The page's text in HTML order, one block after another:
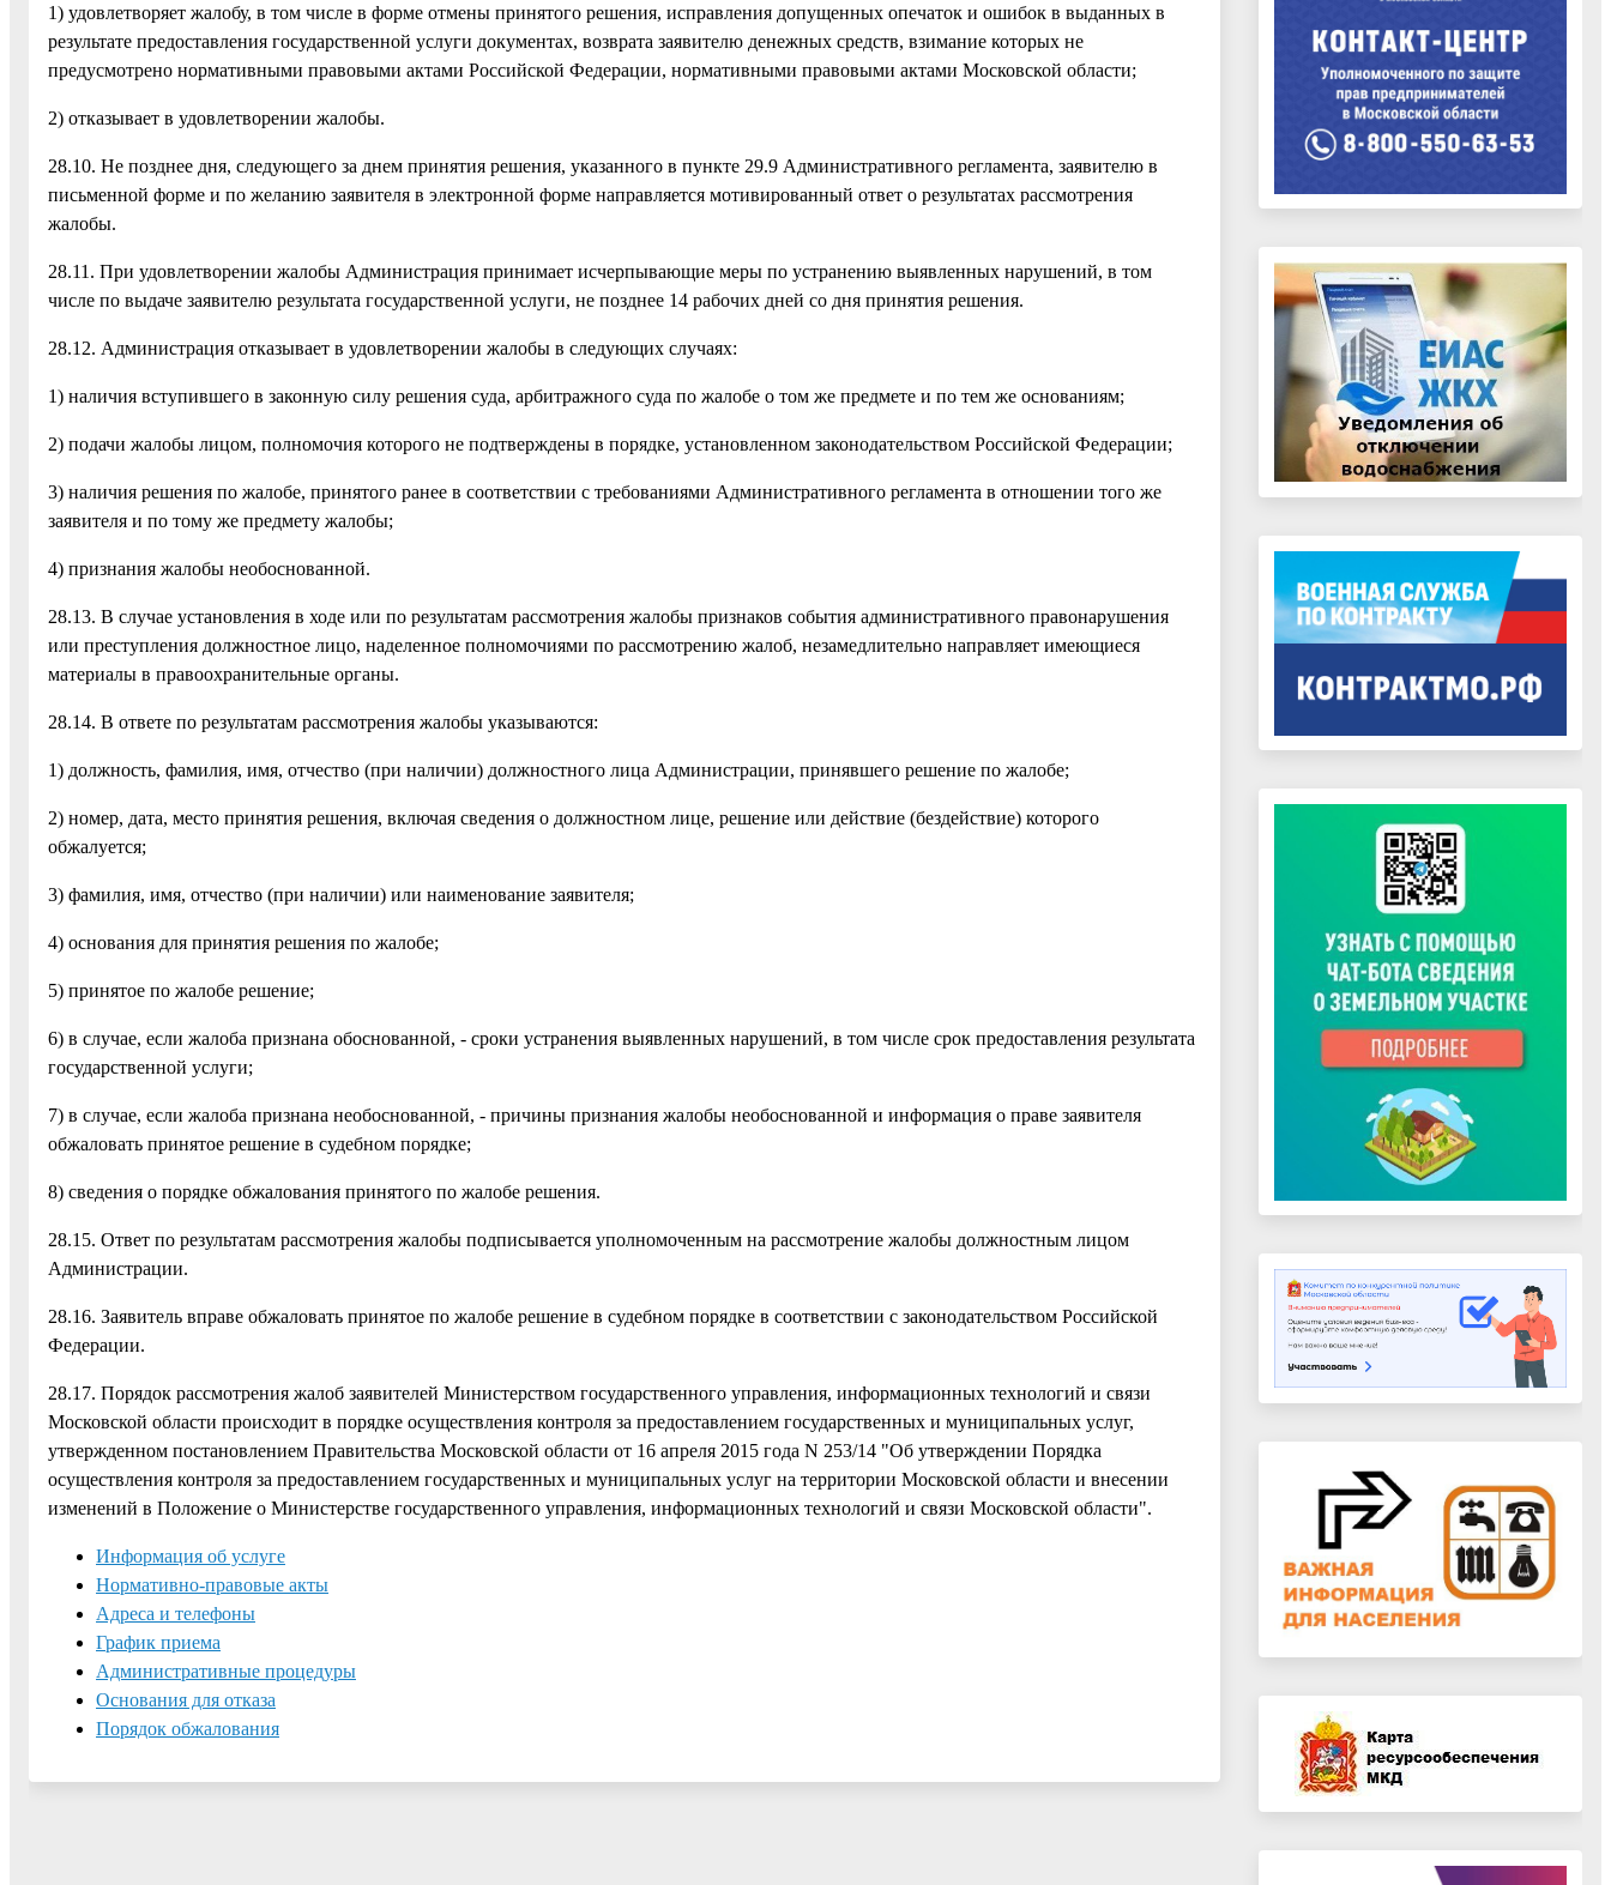
1) удовлетворяет жалобу, в том числе в форме отмены принятого решения, исправления допущенных опечаток и ошибок в выданных в
результате предоставления государственной услуги документах, возврата заявителю денежных средств, взимание которых не
предусмотрено нормативными правовыми актами Российской Федерации, нормативными правовыми актами Московской области;
2) отказывает в удовлетворении жалобы.
28.10. Не позднее дня, следующего за днем принятия решения, указанного в пункте 29.9 Административного регламента, заявителю в
письменной форме и по желанию заявителя в электронной форме направляется мотивированный ответ о результатах рассмотрения
жалобы.
28.11. При удовлетворении жалобы Администрация принимает исчерпывающие меры по устранению выявленных нарушений, в том
числе по выдаче заявителю результата государственной услуги, не позднее 14 рабочих дней со дня принятия решения.
28.12. Администрация отказывает в удовлетворении жалобы в следующих случаях:
1) наличия вступившего в законную силу решения суда, арбитражного суда по жалобе о том же предмете и по тем же основаниям;
2) подачи жалобы лицом, полномочия которого не подтверждены в порядке, установленном законодательством Российской Федерации;
3) наличия решения по жалобе, принятого ранее в соответствии с требованиями Административного регламента в отношении того же
заявителя и по тому же предмету жалобы;
4) признания жалобы необоснованной.
28.13. В случае установления в ходе или по результатам рассмотрения жалобы признаков события административного правонарушения
или преступления должностное лицо, наделенное полномочиями по рассмотрению жалоб, незамедлительно направляет имеющиеся
материалы в правоохранительные органы.
28.14. В ответе по результатам рассмотрения жалобы указываются:
1) должность, фамилия, имя, отчество (при наличии) должностного лица Администрации, принявшего решение по жалобе;
2) номер, дата, место принятия решения, включая сведения о должностном лице, решение или действие (бездействие) которого
обжалуется;
3) фамилия, имя, отчество (при наличии) или наименование заявителя;
4) основания для принятия решения по жалобе;
5) принятое по жалобе решение;
6) в случае, если жалоба признана обоснованной, - сроки устранения выявленных нарушений, в том числе срок предоставления результата
государственной услуги;
7) в случае, если жалоба признана необоснованной, - причины признания жалобы необоснованной и информация о праве заявителя
обжаловать принятое решение в судебном порядке;
8) сведения о порядке обжалования принятого по жалобе решения.
28.15. Ответ по результатам рассмотрения жалобы подписывается уполномоченным на рассмотрение жалобы должностным лицом
Администрации.
28.16. Заявитель вправе обжаловать принятое по жалобе решение в судебном порядке в соответствии с законодательством Российской
Федерации.
28.17. Порядок рассмотрения жалоб заявителей Министерством государственного управления, информационных технологий и связи
Московской области происходит в порядке осуществления контроля за предоставлением государственных и муниципальных услуг,
утвержденном постановлением Правительства Московской области от 16 апреля 2015 года N 253/14 "Об утверждении Порядка
осуществления контроля за предоставлением государственных и муниципальных услуг на территории Московской области и внесении
изменений в Положение о Министерстве государственного управления, информационных технологий и связи Московской области".
Информация об услуге
Нормативно-правовые акты
Адреса и телефоны
График приема
Административные процедуры
Основания для отказа
Порядок обжалования